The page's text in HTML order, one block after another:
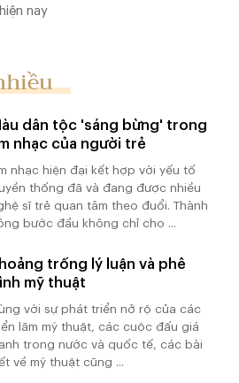
nay
dân tộc 'sáng bừng' trong
nhạc của người trẻ
nhạc hiện đại kết hợp với yếu tố
thống đã và đang được nhiều
sĩ trẻ quan tâm theo đuổi. Thành
bước đầu không chỉ cho ...
trống lý luận và phê
mỹ thuật
với sự phát triển nở rộ của các
lãm mỹ thuật, các cuộc đấu giá
trong nước và quốc tế, các bài
về mỹ thuật cũng ...